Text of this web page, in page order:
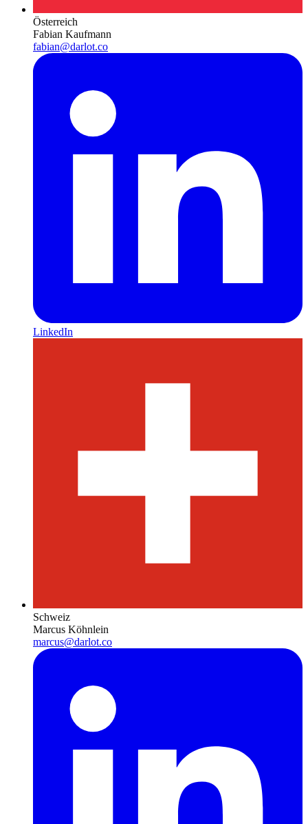
Österreich
Fabian Kaufmann
fabian@darlot.co
LinkedIn
Schweiz
Marcus Köhnlein
marcus@darlot.co